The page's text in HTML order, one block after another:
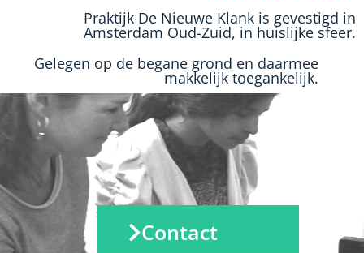
Praktijk De Nieuwe Klank is gevestigd in
Amsterdam Oud-Zuid, in huislijke sfeer.
Gelegen op de begane grond en daarmee
makkelijk toegankelijk.
Contact